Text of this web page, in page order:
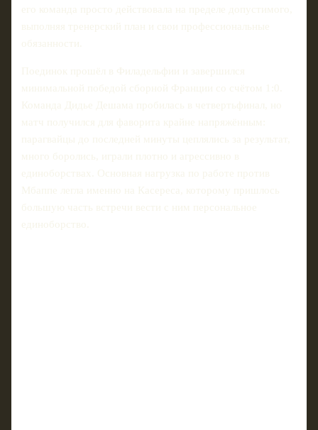
его команда просто действовала на пределе допустимого,
выполняя тренерский план и свои профессиональные
обязанности.
Поединок прошёл в Филадельфии и завершился
минимальной победой сборной Франции со счётом 1:0.
Команда Дидье Дешама пробилась в четвертьфинал, но
матч получился для фаворита крайне напряжённым:
парагвайцы до последней минуты цеплялись за результат,
много боролись, играли плотно и агрессивно в
единоборствах. Основная нагрузка по работе против
Мбаппе легла именно на Касереса, которому пришлось
большую часть встречи вести с ним персональное
единоборство.